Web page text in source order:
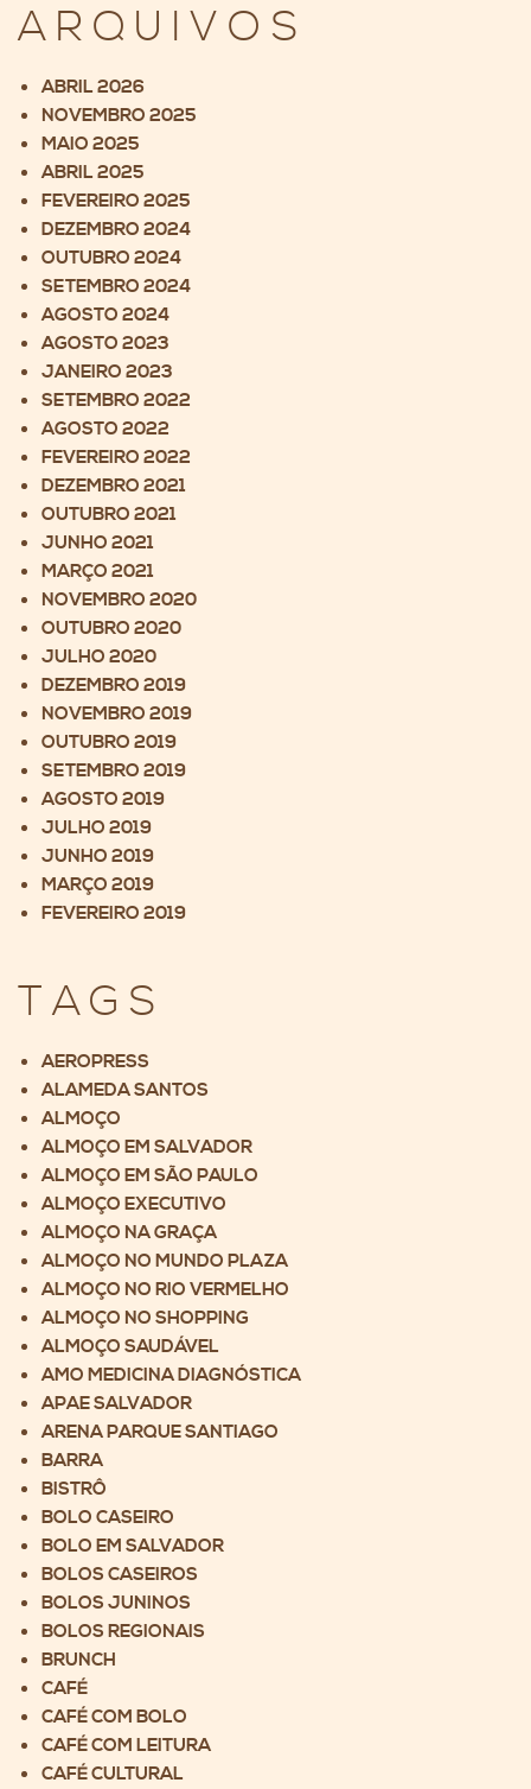
ARQUIVOS
ABRIL 2026
NOVEMBRO 2025
MAIO 2025
ABRIL 2025
FEVEREIRO 2025
DEZEMBRO 2024
OUTUBRO 2024
SETEMBRO 2024
AGOSTO 2024
AGOSTO 2023
JANEIRO 2023
SETEMBRO 2022
AGOSTO 2022
FEVEREIRO 2022
DEZEMBRO 2021
OUTUBRO 2021
JUNHO 2021
MARÇO 2021
NOVEMBRO 2020
OUTUBRO 2020
JULHO 2020
DEZEMBRO 2019
NOVEMBRO 2019
OUTUBRO 2019
SETEMBRO 2019
AGOSTO 2019
JULHO 2019
JUNHO 2019
MARÇO 2019
FEVEREIRO 2019
TAGS
AEROPRESS
ALAMEDA SANTOS
ALMOÇO
ALMOÇO EM SALVADOR
ALMOÇO EM SÃO PAULO
ALMOÇO EXECUTIVO
ALMOÇO NA GRAÇA
ALMOÇO NO MUNDO PLAZA
ALMOÇO NO RIO VERMELHO
ALMOÇO NO SHOPPING
ALMOÇO SAUDÁVEL
AMO MEDICINA DIAGNÓSTICA
APAE SALVADOR
ARENA PARQUE SANTIAGO
BARRA
BISTRÔ
BOLO CASEIRO
BOLO EM SALVADOR
BOLOS CASEIROS
BOLOS JUNINOS
BOLOS REGIONAIS
BRUNCH
CAFÉ
CAFÉ COM BOLO
CAFÉ COM LEITURA
CAFÉ CULTURAL